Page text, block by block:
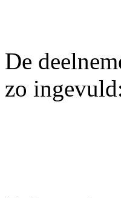
De
zo